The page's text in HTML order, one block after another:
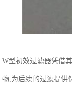
W型初效过滤器凭借
物,为后续的过滤提供